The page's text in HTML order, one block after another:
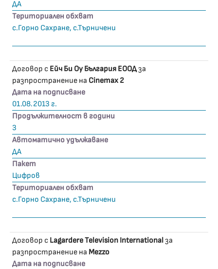
ДА
Териториален обхват
с.Горно Сахране, с.Търничени
Договор с Ейч Би Оу България ЕООДза
разпространение на Cinemax 2
Дата на подписване
01.08.2013 г.
Продължителност в години
3
Автоматично удължаване
ДА
Пакет
Цифров
Териториален обхват
с.Горно Сахране, с.Търничени
Договор с Lagardere Television Internationalза
разпространение на Mezzo
Дата на подписване